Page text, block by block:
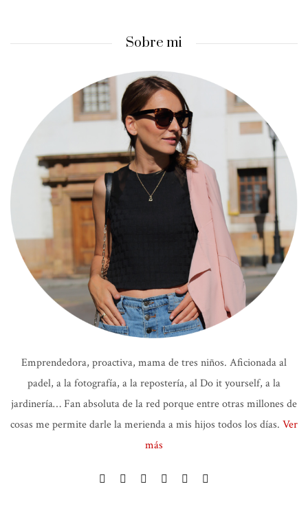
Sobre mi
Emprendedora, proactiva, mama de tres niños. Aficionada al
padel, a la fotografía, a la repostería, al Do it yourself, a la
jardinería… Fan absoluta de la red porque entre otras millones de
cosas me permite darle la merienda a mis hijos todos los días. Ver
más